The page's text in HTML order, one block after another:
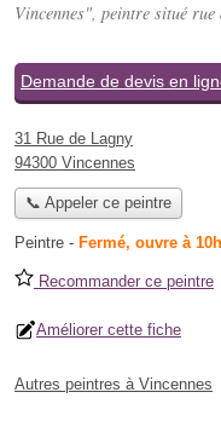
Vincennes", peintre situé rue
Demande de devis en
31 Rue de Lagny
94300 Vincennes
📞 Appeler ce peintre
Peintre - Fermé, ouvre à 10h
Recommander ce peintre
Améliorer cette fiche
Autres peintres à Vincennes